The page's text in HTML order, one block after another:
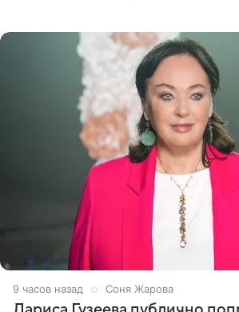
9 часов назад Соня Жарова